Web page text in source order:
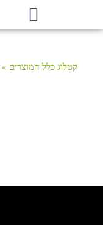
קטלוג כלל המוצרים »